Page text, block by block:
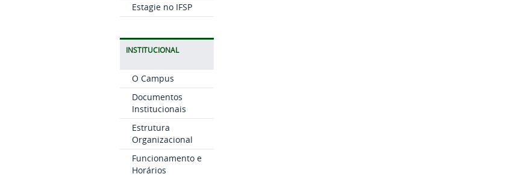
Estagie no IFSP
INSTITUCIONAL
O Campus
Documentos
Institucionais
Estrutura
Organizacional
Funcionamento e
Horários